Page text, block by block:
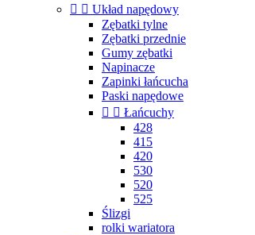
  Układ napędowy
Zębatki tylne
Zębatki przednie
Gumy zębatki
Napinacze
Zapinki łańcucha
Paski napędowe
  Łańcuchy
428
415
420
530
520
525
Ślizgi
rolki wariatora